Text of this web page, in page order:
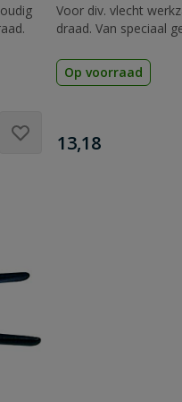
Voor div. vlecht
draad. Van speciaal
Op voorraad
€
13,18